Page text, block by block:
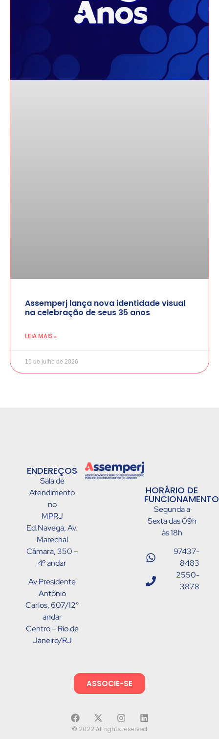
Assemperj lança nova identidade visual
na celebração de seus 35 anos
LEIA MAIS »
15 de julho de 2026
ENDEREÇOS
Sala de
Atendimento
no
MPRJ
Ed.Navega, Av.
Marechal
Câmara, 350 –
4º andar
Av Presidente
Antônio
Carlos, 607/12°
andar
Centro – Rio de
Janeiro/RJ
HORÁRIO DE
Segunda a
Sexta das 09h
às 18h
97437-
8483
2550-
3878
ASSOCIE-SE
© 2022 All rights reserved